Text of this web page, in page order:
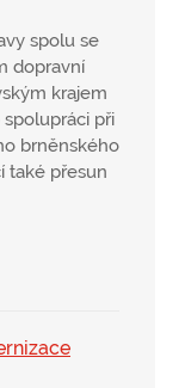
spolu se
dopravní
krajem
při
brněnského
také přesun